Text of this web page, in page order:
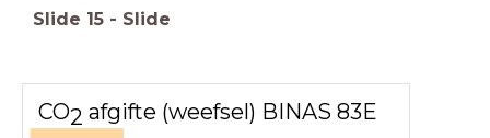
Slide 15 - Slide
CO2 afgifte (weefsel) BINAS 83E